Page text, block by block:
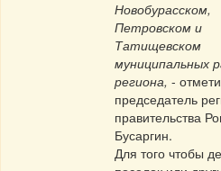
Новобурасском,
Петровском и
Татищевском
муниципальных
региона, -
председатель
правительства
Бусаргин.
Для того чтобы